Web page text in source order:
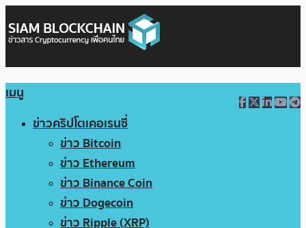
เมนู
ข่าวคริปโตเคอเรนซี่
ข่าว Bitcoin
ข่าว Ethereum
ข่าว Binance Coin
ข่าว Dogecoin
ข่าว Ripple (XRP)